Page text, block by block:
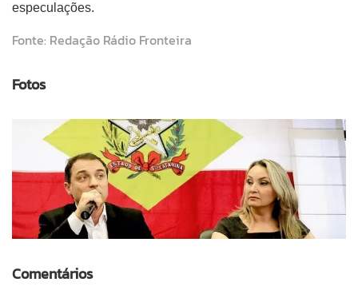
especulações.
Fonte: Redação Rádio Fronteira
Fotos
Comentários